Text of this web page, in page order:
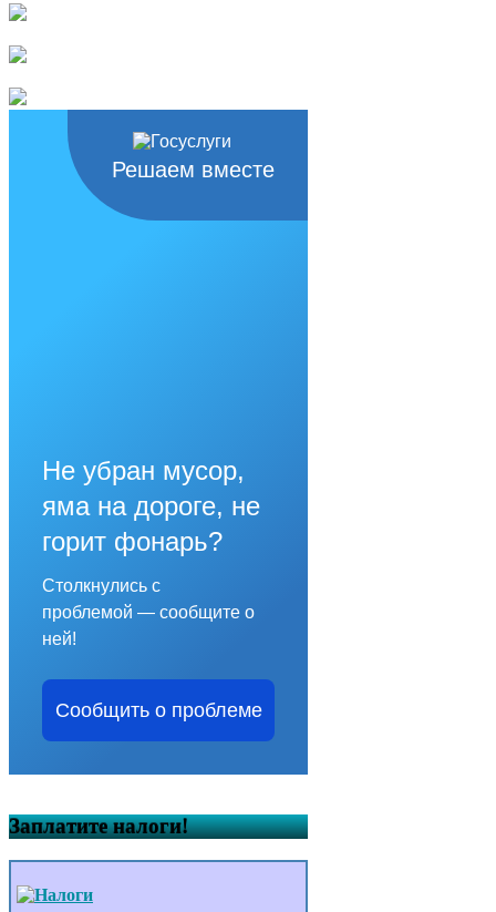
Решаем вместе
Не убран мусор,
яма на дороге, не
горит фонарь?
Столкнулись с
проблемой — сообщите о
ней!
Сообщить о проблеме
Заплатите налоги!